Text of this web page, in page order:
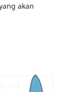
akan